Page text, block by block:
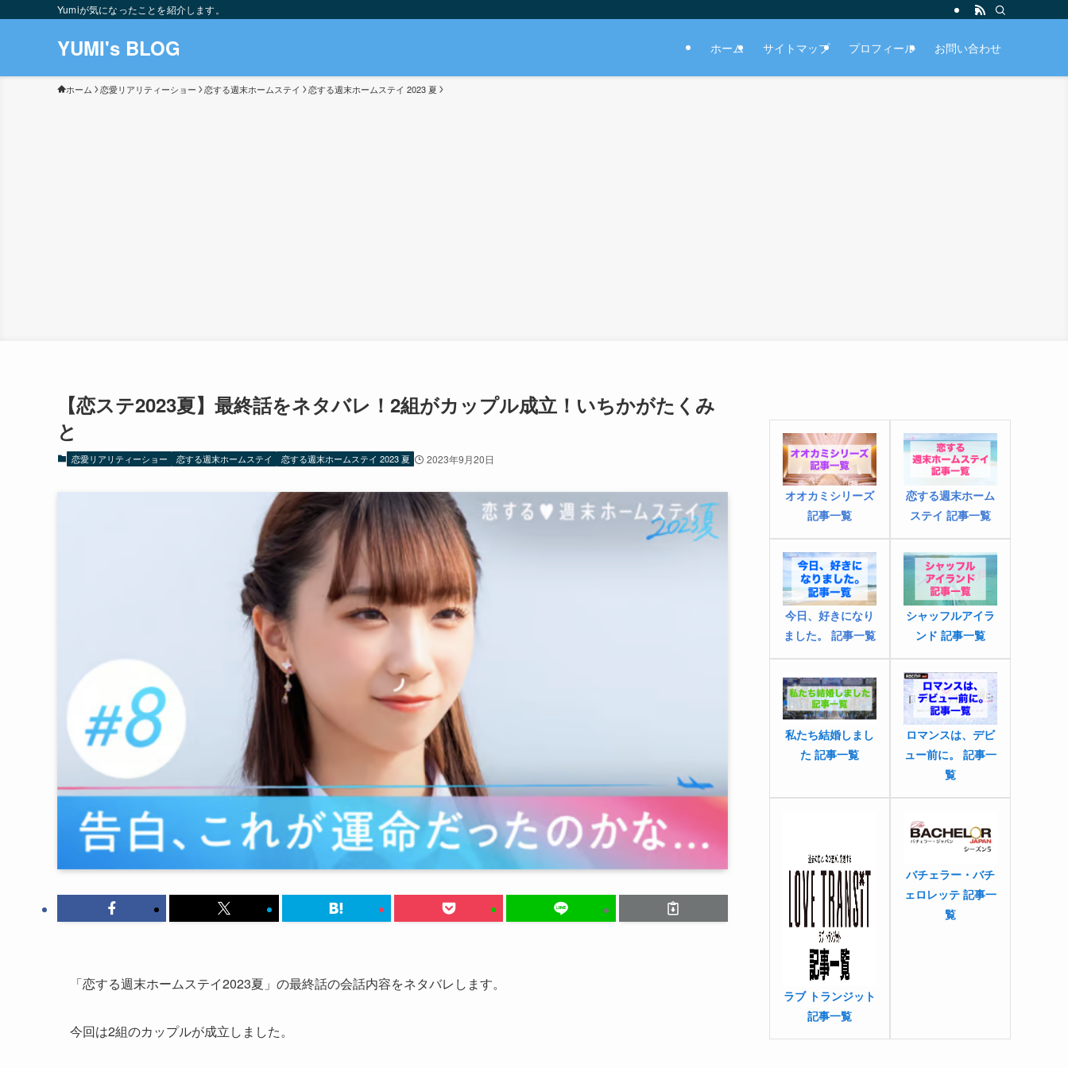
Yumiが気になったことを紹介します。
YUMI's BLOG ホーム サイトマップ プロフィール お問い合わせ
ホーム 恋愛リアリティーショー 恋する週末ホームステイ 恋する週末ホームステイ 2023 夏
【恋ステ2023夏】最終話をネタバレ！2組がカップル成立！いちかがたくみ
と
恋愛リアリティーショー 恋する週末ホームステイ 恋する週末ホームステイ 2023 夏 2023年9月20日
「恋する週末ホームステイ2023夏」の最終話の会話内容をネタバレします。
今回は2組のカップルが成立しました。
オオカミシリーズ
記事一覧
恋する週末ホーム
ステイ 記事一覧
今日、好きになり
ました。 記事一覧
シャッフルアイラ
ンド 記事一覧
私たち結婚しまし
た 記事一覧
ロマンスは、デビ
ュー前に。 記事一
覧
ラブ トランジット
記事一覧
バチェラー・バチ
ェロレッテ 記事一
覧